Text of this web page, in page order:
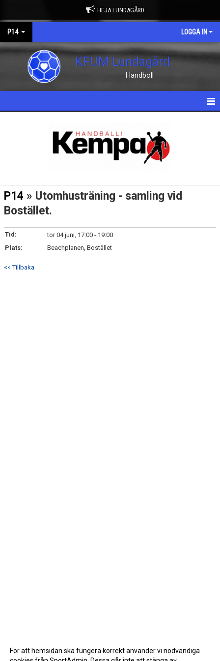
HEJA LUNDAGÅRD
P14 LOGGA IN
KFUM Lundagård
Handboll
TRUPPEN
BILDGALLERI
KONTAKT
P14 » Utomhusträning - samling vid
Bostället.
Tid:
tor 04 juni, 17:00 - 19:00
Plats:
Beachplanen, Bostället
<< Tillbaka
För att hemsidan ska fungera korrekt använder vi nödvändiga